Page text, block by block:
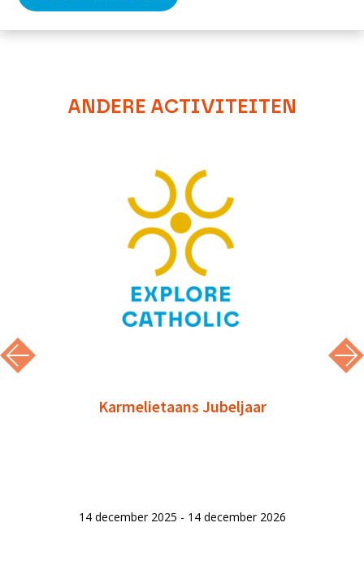
ANDERE ACTIVITEITEN
Karmelietaans Jubeljaar
14 december 2025 - 14 december 2026